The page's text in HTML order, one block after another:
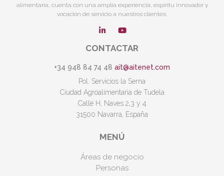
alimentaria, cuenta con una amplia experiencia, espíritu innovador y
vocación de servicio a nuestros clientes.
CONTACTAR
+34 948 84 74 48 ait@aitenet.com
Pol. Servicios la Serna
Ciudad Agroalimentaria de Tudela
Calle H, Naves 2,3 y 4
31500 Navarra, España
MENÚ
Áreas de negocio
Personas